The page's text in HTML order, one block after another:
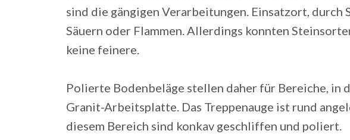
sind die gängigen Verarbeitungen. Einsatzort, durch
Säuern oder Flammen. Allerdings konnten
keine feinere.
Polierte Bodenbeläge stellen daher für Bereiche, in
Granit-Arbeitsplatte. Das Treppenauge ist rund
diesem Bereich sind konkav geschliffen und poliert.